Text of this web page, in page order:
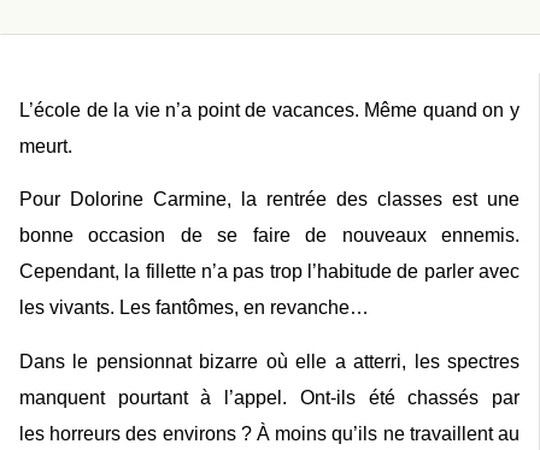
L’école de la vie n’a point de vacances. Même quand on y
meurt.
Pour Dolorine Carmine, la rentrée des classes est une
bonne occasion de se faire de nouveaux ennemis.
Cependant, la fillette n’a pas trop l’habitude de parler avec
les vivants. Les fantômes, en revanche…
Dans le pensionnat bizarre où elle a atterri, les spectres
manquent pourtant à l’appel. Ont-ils été chassés par
les horreursdes environs ? À moins qu’ils ne travaillent au